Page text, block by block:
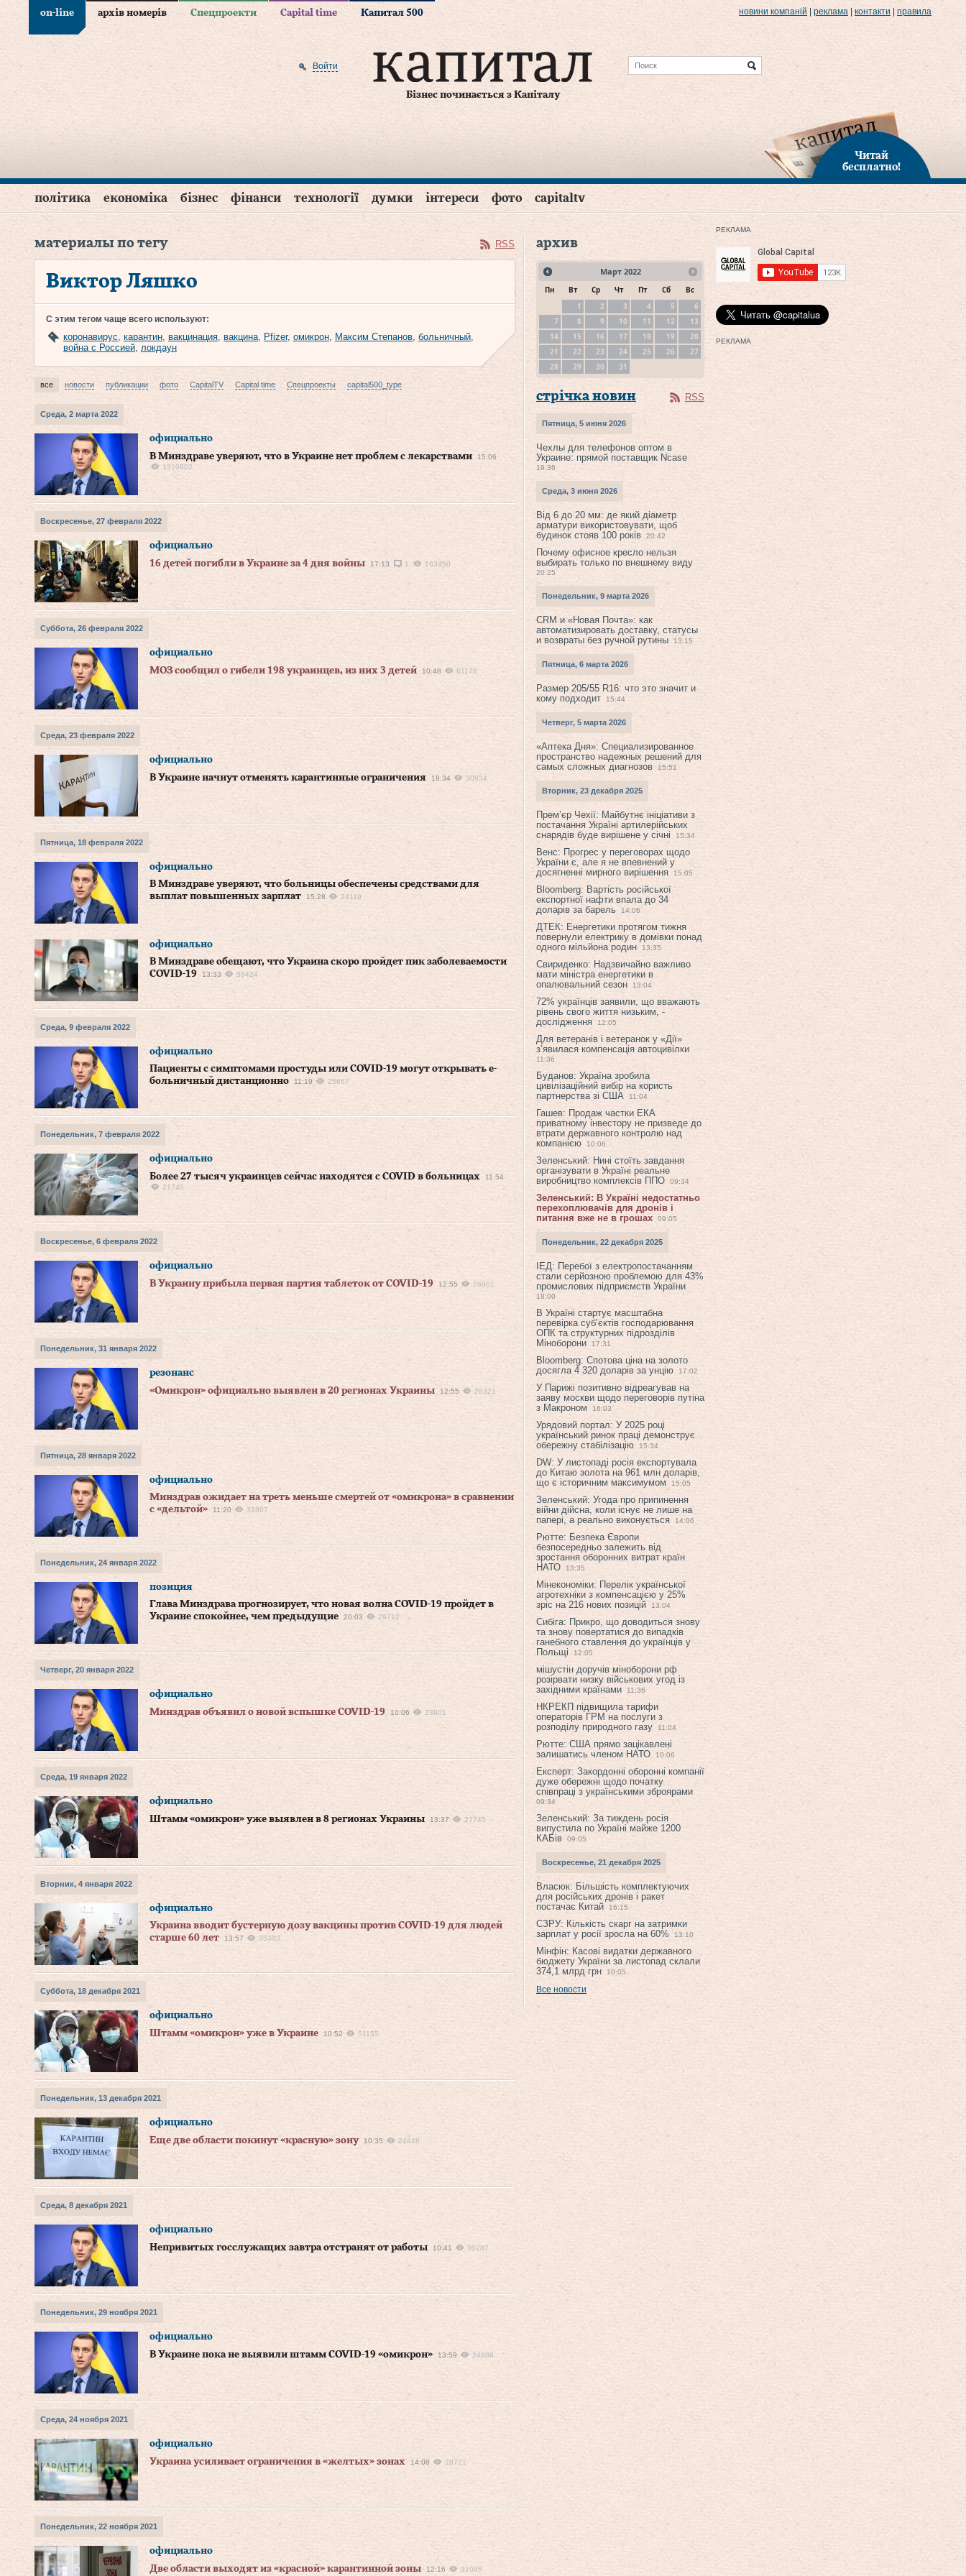
on-line архів номерів Спецпроекти Capital time Капитал 500 новини компаній реклама контакти правила
Бізнес починається з Капіталу
Войти
Читай
бесплатно!
політика економіка бізнес фінанси технології думки інтереси фото capitaltv
материалы по тегу RSS
Виктор Ляшко
С этим тегом чаще всего используют:
коронавирус, карантин, вакцинация, вакцина, Pfizer, омикрон, Максим Степанов, больничный,
война с Россией, локдаун
все новости публикации фото CapitalTV Capital time Спецпроекты capital500_type
Среда, 2 марта 2022
официально
В Минздраве уверяют, что в Украине нет проблем с лекарствами
15:06
1310902
Воскресенье, 27 февраля 2022
официально
16 детей погибли в Украине за 4 дня войны
17:13 1 163450
Суббота, 26 февраля 2022
официально
МОЗ сообщил о гибели 198 украинцев, из них 3 детей
10:48 61178
Среда, 23 февраля 2022
официально
В Украине начнут отменять карантинные ограничения
18:34 30934
Пятница, 18 февраля 2022
официально
В Минздраве уверяют, что больницы обеспечены средствами для
выплат повышенных зарплат
15:28 24119
официально
В Минздраве обещают, что Украина скоро пройдет пик заболеваемости
COVID-19
13:33 58424
Среда, 9 февраля 2022
официально
Пациенты с симптомами простуды или COVID-19 могут открывать е-
больничный дистанционно
11:19 25667
Понедельник, 7 февраля 2022
официально
Более 27 тысяч украинцев сейчас находятся с COVID в больницах
11:54
21745
Воскресенье, 6 февраля 2022
официально
В Украину прибыла первая партия таблеток от COVID-19
12:55 26901
Понедельник, 31 января 2022
резонанс
«Омикрон» официально выявлен в 20 регионах Украины
12:55 28321
Пятница, 28 января 2022
официально
Минздрав ожидает на треть меньше смертей от «омикрона» в сравнении
с «дельтой»
11:20 32807
Понедельник, 24 января 2022
позиция
Глава Минздрава прогнозирует, что новая волна COVID-19 пройдет в
Украине спокойнее, чем предыдущие
20:03 29712
Четверг, 20 января 2022
официально
Минздрав объявил о новой вспышке СOVID-19
10:06 23801
Среда, 19 января 2022
официально
Штамм «омикрон» уже выявлен в 8 регионах Украины
13:37 27745
Вторник, 4 января 2022
официально
Украина вводит бустерную дозу вакцины против COVID-19 для людей
старше 60 лет
13:57 35393
Суббота, 18 декабря 2021
официально
Штамм «омикрон» уже в Украине
10:52 51155
Понедельник, 13 декабря 2021
официально
Еще две области покинут «красную» зону
10:35 24448
Среда, 8 декабря 2021
официально
Непривитых госслужащих завтра отстранят от работы
10:41 30287
Понедельник, 29 ноября 2021
официально
В Украине пока не выявили штамм COVID-19 «омикрон»
13:59 24888
Среда, 24 ноября 2021
официально
Украина усиливает ограничения в «желтых» зонах
14:08 28721
Понедельник, 22 ноября 2021
официально
Две области выходят из «красной» карантинной зоны
12:16 31085
архив
Март 2022
Пн Вт Ср Чт Пт Сб
Вс
1
2 3 4 5
6
7
8 9 10 11 12
13
14
15 16 17 18 19
20
21
22 23 24 25 26
27
28
29 30 31
стрічка новин RSS
Пятница, 5 июня 2026
Чехлы для телефонов оптом в
Украине: прямой поставщик Ncase
19:36
Среда, 3 июня 2026
Від 6 до 20 мм: де який діаметр
арматури використовувати, щоб
будинок стояв 100 років
20:42
Почему офисное кресло нельзя
выбирать только по внешнему виду
20:25
Понедельник, 9 марта 2026
CRM и «Новая Почта»: как
автоматизировать доставку, статусы
и возвраты без ручной рутины
13:15
Пятница, 6 марта 2026
Размер 205/55 R16: что это значит и
кому подходит
15:44
Четверг, 5 марта 2026
«Аптека Дня»: Специализированное
пространство надежных решений для
самых сложных диагнозов
15:51
Вторник, 23 декабря 2025
Прем’єр Чехії: Майбутнє ініціативи з
постачання Україні артилерійських
снарядів буде вирішене у січні
15:34
Венс: Прогрес у переговорах щодо
України є, але я не впевнений у
досягненні мирного вирішення
15:05
Bloomberg: Вартість російської
експортної нафти впала до 34
доларів за барель
14:06
ДТЕК: Енергетики протягом тижня
повернули електрику в домівки понад
одного мільйона родин
13:35
Свириденко: Надзвичайно важливо
мати міністра енергетики в
опалювальний сезон
13:04
72% українців заявили, що вважають
рівень свого життя низьким, -
дослідження
12:05
Для ветеранів і ветеранок у «Дії»
з’явилася компенсація автоцивілки
11:36
Буданов: Україна зробила
цивілізаційний вибір на користь
партнерства зі США
11:04
Гашев: Продаж частки ЕКА
приватному інвестору не призведе до
втрати державного контролю над
компанією
10:06
Зеленський: Нині стоїть завдання
організувати в Україні реальне
виробництво комплексів ППО
09:34
Зеленський: В Україні недостатньо
перехоплювачів для дронів і
питання вже не в грошах
09:05
Понедельник, 22 декабря 2025
ІЕД: Перебої з електропостачанням
стали серйозною проблемою для 43%
промислових підприємств України
18:00
В Україні стартує масштабна
перевірка суб’єктів господарювання
ОПК та структурних підрозділів
Міноборони
17:31
Bloomberg: Спотова ціна на золото
досягла 4 320 доларів за унцію
17:02
У Парижі позитивно відреагував на
заяву москви щодо переговорів путіна
з Макроном
16:03
Урядовий портал: У 2025 році
український ринок праці демонструє
обережну стабілізацію
15:34
DW: У листопаді росія експортувала
до Китаю золота на 961 млн доларів,
що є історичним максимумом
15:05
Зеленський: Угода про припинення
війни дійсна, коли існує не лише на
папері, а реально виконується
14:06
Рютте: Безпека Європи
безпосередньо залежить від
зростання оборонних витрат країн
НАТО
13:35
Мінекономіки: Перелік української
агротехніки з компенсацією у 25%
зріс на 216 нових позицій
13:04
Сибіга: Прикро, що доводиться знову
та знову повертатися до випадків
ганебного ставлення до українців у
Польщі
12:05
мішустін доручів міноборони рф
розірвати низку військових угод із
західними країнами
11:36
НКРЕКП підвищила тарифи
операторів ГРМ на послуги з
розподілу природного газу
11:04
Рютте: США прямо зацікавлені
залишатись членом НАТО
10:06
Експерт: Закордонні оборонні компанії
дуже обережні щодо початку
співпраці з українськими зброярами
09:34
Зеленський: За тиждень росія
випустила по Україні майже 1200
КАБів
09:05
Воскресенье, 21 декабря 2025
Власюк: Більшість комплектуючих
для російських дронів і ракет
постачає Китай
16:15
СЗРУ: Кількість скарг на затримки
зарплат у росії зросла на 60%
13:10
Мінфін: Касові видатки державного
бюджету України за листопад склали
374,1 млрд грн
10:05
Все новости
РЕКЛАМА
РЕКЛАМА